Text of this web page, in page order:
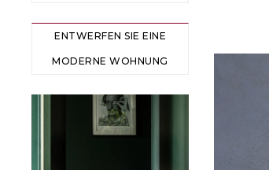
ENTWERFEN SIE EINE
MODERNE WOHNUNG